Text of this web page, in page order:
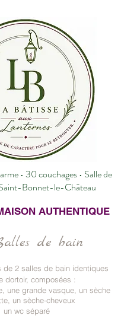
• 30 couchages • Salle de
Bonnet-le-Château
AUTHENTIQUE
de bain
de 2 salles de bain identiques
dortoir, composées :
une grande vasque, un sèche
un sèche-cheveux
un wc séparé